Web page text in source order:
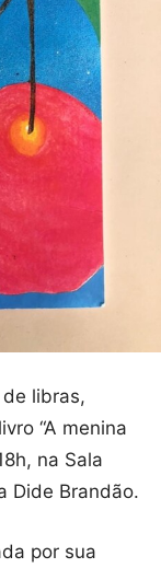
libras,
“A menina
na Sala
Dide Brandão.
por sua